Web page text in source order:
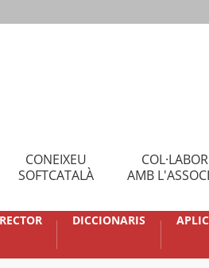
CONEIXEU
SOFTCATALÀ
AMB
DICCIONARIS